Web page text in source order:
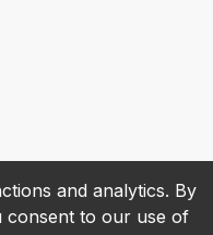
and analytics. By
consent to our use of